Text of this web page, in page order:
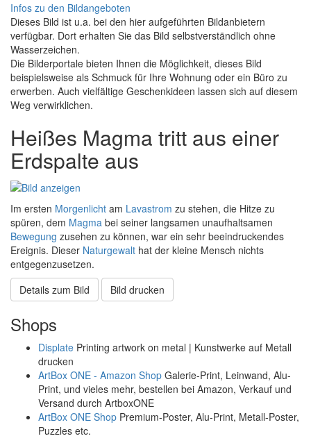
Infos zu den Bildangeboten
Dieses Bild ist u.a. bei den hier aufgeführten Bildanbietern
verfügbar. Dort erhalten Sie das Bild selbstverständlich ohne
Wasserzeichen.
Die Bilderportale bieten Ihnen die Möglichkeit, dieses Bild
beispielsweise als Schmuck für Ihre Wohnung oder ein Büro zu
erwerben. Auch vielfältige Geschenkideen lassen sich auf diesem
Weg verwirklichen.
Heißes Magma tritt aus einer
Erdspalte aus
Im ersten Morgenlicht am Lavastrom zu stehen, die Hitze zu
spüren, dem Magma bei seiner langsamen unaufhaltsamen
Bewegung zusehen zu können, war ein sehr beeindruckendes
Ereignis. Dieser Naturgewalt hat der kleine Mensch nichts
entgegenzusetzen.
Details zum Bild
Bild drucken
Shops
Displate Printing artwork on metal | Kunstwerke auf Metall
drucken
ArtBox ONE - Amazon Shop Galerie-Print, Leinwand, Alu-
Print, und vieles mehr, bestellen bei Amazon, Verkauf und
Versand durch ArtboxONE
ArtBox ONE Shop Premium-Poster, Alu-Print, Metall-Poster,
Puzzles etc.